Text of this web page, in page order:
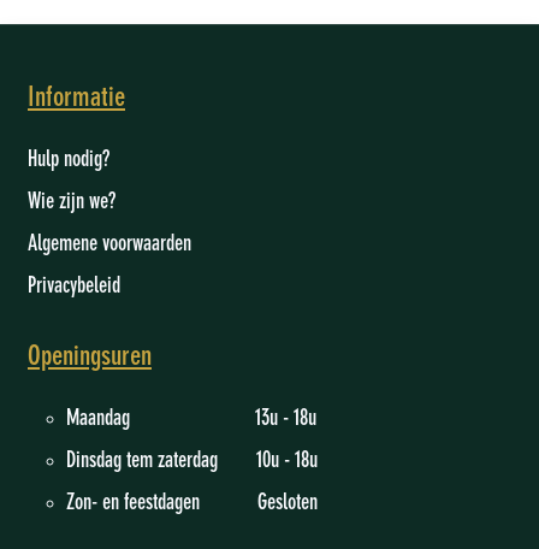
Informatie
Hulp nodig?
Wie zijn we?
Algemene voorwaarden
Privacybeleid
Openingsuren
Maandag 13u - 18u
Dinsdag tem zaterdag 10u - 18u
Zon- en feestdagen Gesloten